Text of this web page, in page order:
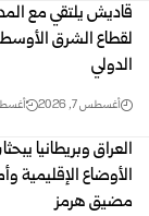
قاديش يلتقي مع
لقطاع الشرق
الدولي
أغسطس 7, 2026 أغسطس
العراق وبريطانيا
الأوضاع الإقليمية
مضيق هرمز